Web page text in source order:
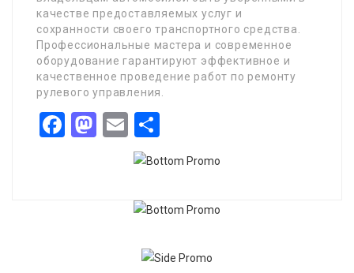
качестве предоставляемых услуг и
сохранности своего транспортного средства.
Профессиональные мастера и современное
оборудование гарантируют эффективное и
качественное проведение работ по ремонту
рулевого управления.
Facebook
Mastodon
Email